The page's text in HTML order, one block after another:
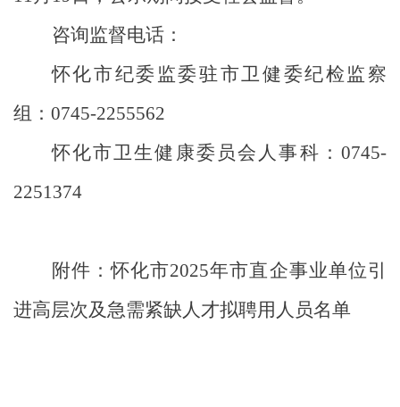
咨询监督电话：
怀化市纪委监委驻市卫健委纪检监察
组： 0745-2255562
怀化市卫生健康委员会人事科： 0745-
2251374
附件 ：怀化市2025年市直企事业单位引
进高层次及急需紧缺人才拟聘用人员名单